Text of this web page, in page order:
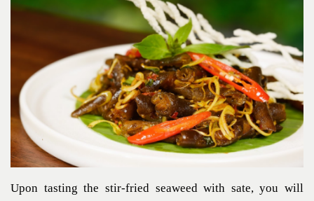
Upon tasting the stir-fried seaweed with sate, you will